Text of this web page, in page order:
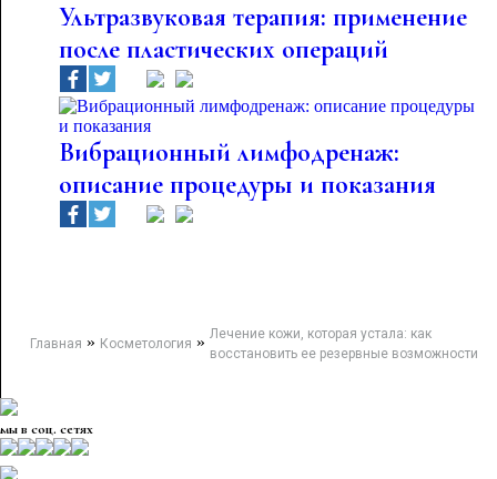
Ультразвуковая терапия: применение
после пластических операций
Вибрационный лимфодренаж:
описание процедуры и показания
Главная » Косметология » Лечение кожи, которая устала: как
восстановить ее резервные возможности
мы в соц. сетях